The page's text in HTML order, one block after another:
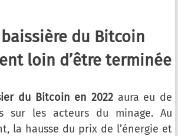
du Bitcoin
loin d’être terminée
du Bitcoin en 2022 aura eu de
sur les acteurs du minage. Au
la hausse du prix de l’énergie et